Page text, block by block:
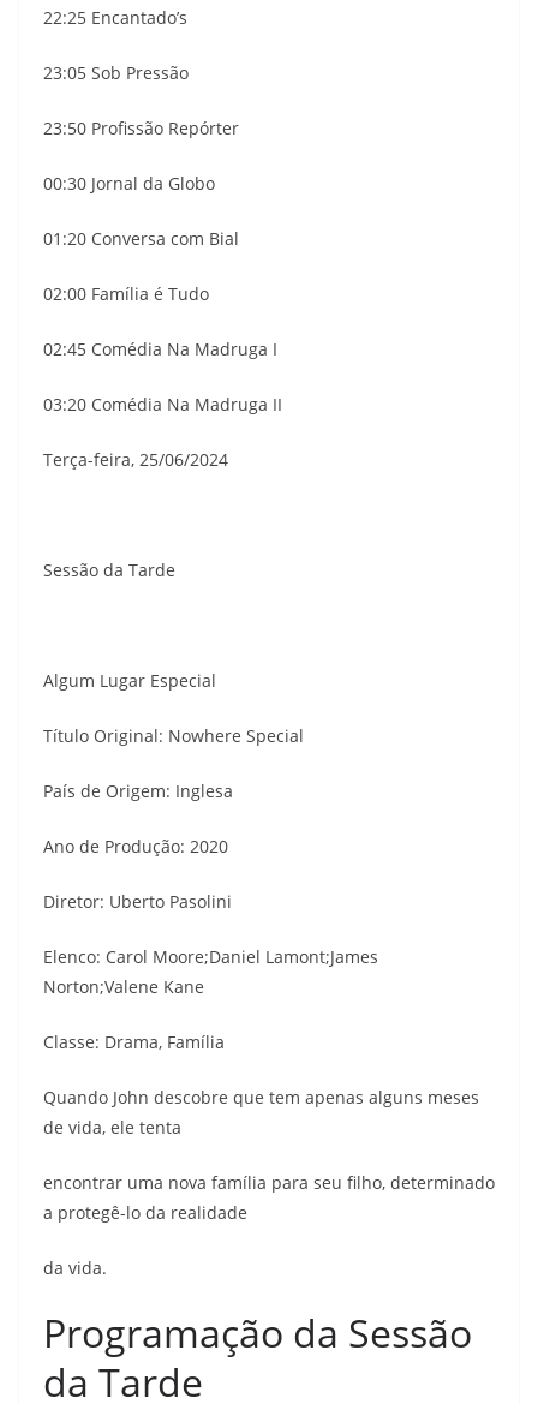
22:25 Encantado’s
23:05 Sob Pressão
23:50 Profissão Repórter
00:30 Jornal da Globo
01:20 Conversa com Bial
02:00 Família é Tudo
02:45 Comédia Na Madruga I
03:20 Comédia Na Madruga II
Terça-feira, 25/06/2024
Sessão da Tarde
Algum Lugar Especial
Título Original: Nowhere Special
País de Origem: Inglesa
Ano de Produção: 2020
Diretor: Uberto Pasolini
Elenco: Carol Moore;Daniel Lamont;James
Norton;Valene Kane
Classe: Drama, Família
Quando John descobre que tem apenas alguns meses
de vida, ele tenta
encontrar uma nova família para seu filho, determinado
a protegê-lo da realidade
da vida.
Programação da Sessão
da Tarde